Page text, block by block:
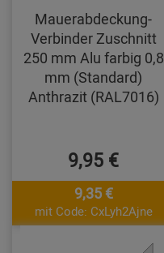
Mauerabdeckung-
Verbinder Zuschnitt
250 mm Alu farbig 0,8
mm (Standard)
Anthrazit (RAL7016)
9,95 €
9,35 €
mit Code: CxLyh2Ajne